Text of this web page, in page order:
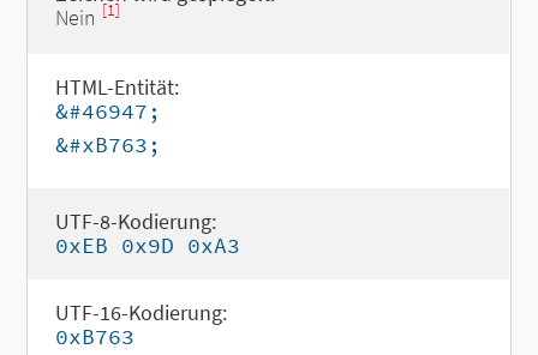
Nein [1]
HTML-Entität:
&#46947;
&#xB763;
UTF-8-Kodierung:
0xEB 0x9D 0xA3
UTF-16-Kodierung:
0xB763